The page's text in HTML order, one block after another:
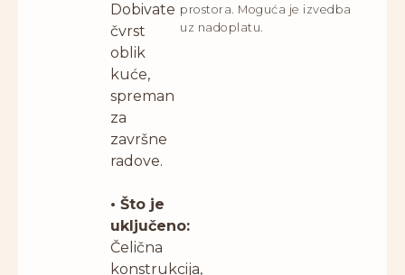
Dobivate
čvrst
oblik
kuće,
spreman
za
završne
radove.
• Što je
uključeno:
Čelična
konstrukcija,
prostora. Moguća je izvedba
uz nadoplatu.